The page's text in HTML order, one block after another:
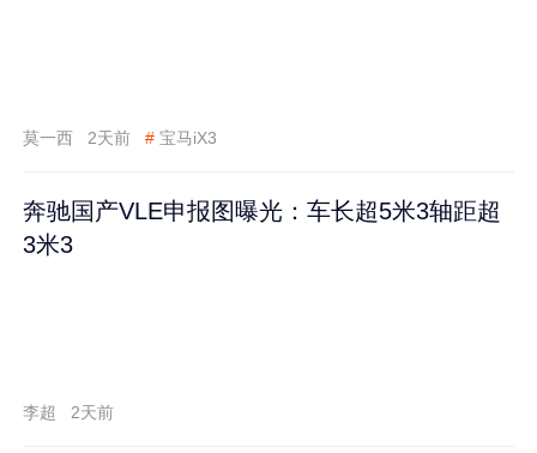
莫一西 2天前 # 宝马iX3
奔驰国产VLE申报图曝光：车长超5米3轴距超
3米3
李超 2天前